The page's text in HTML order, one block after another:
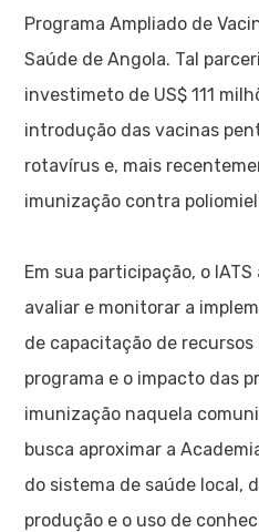
Programa Ampliado de
Saúde de Angola. Tal
investimeto de US$ 111
introdução das vacinas
rotavírus e, mais
imunização contra
Em sua participação, o
avaliar e monitorar a
de capacitação de recursos
programa e o impacto das
imunização naquela
busca aproximar a
do sistema de saúde local,
produção e o uso de